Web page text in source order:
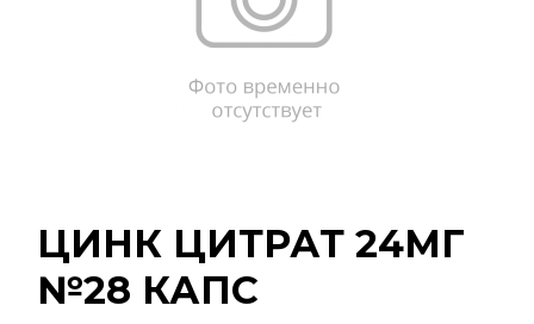
ЦИНК ЦИТРАТ 24МГ
№28 КАПС